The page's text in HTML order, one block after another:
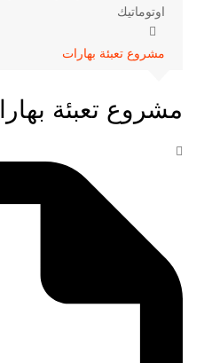
اوتوماتيك
مشروع تعبئة بهارات
مشروع تعبئة